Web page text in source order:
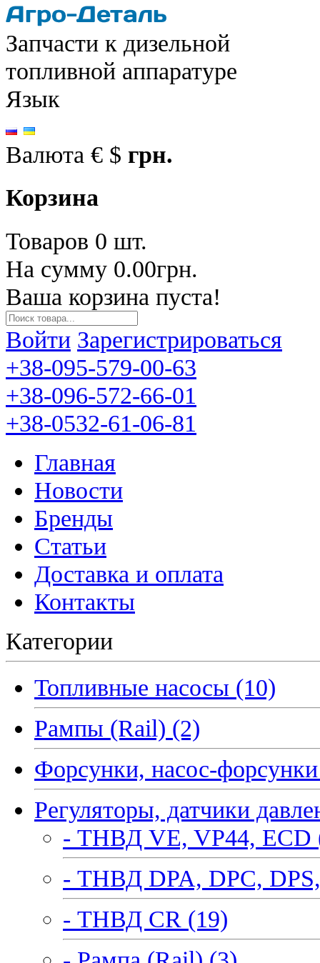
Запчасти к дизельной
топливной аппаратуре
Язык
Валюта € $ грн.
Корзина
Товаров 0 шт.
На сумму 0.00грн.
Ваша корзина пуста!
Войти Зарегистрироваться
+38-095-579-00-63
+38-096-572-66-01
+38-0532-61-06-81
Главная
Новости
Бренды
Статьи
Доставка и оплата
Контакты
Категории
Топливные насосы (10)
Рампы (Rail) (2)
Форсунки, насос-
Регуляторы, датчики
- ТНВД VE, VP44, ECD
- ТНВД DPA, DPC,
- ТНВД CR (19)